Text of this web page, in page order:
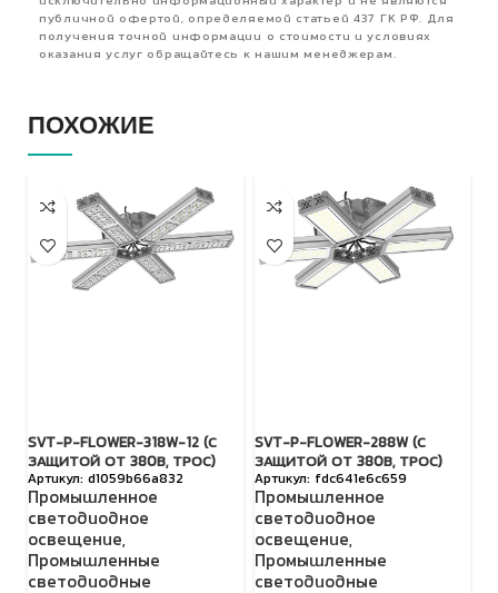
публичной офертой, определяемой статьей 437 ГК РФ. Для
получения точной информации о стоимости и условиях
оказания услуг обращайтесь к нашим менеджерам.
ПОХОЖИЕ
SVT-P-FLOWER-318W-12 (С
ЗАЩИТОЙ ОТ 380В, ТРОС)
d1059b66a832
Промышленное
светодиодное
освещение,
Промышленные
светодиодные
SVT-P-FLOWER-288W (С
ЗАЩИТОЙ ОТ 380В, ТРОС)
fdc641e6c659
Промышленное
светодиодное
освещение,
Промышленные
светодиодные